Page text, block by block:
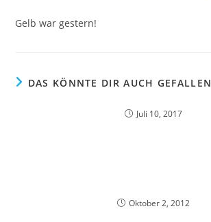
Gelb war gestern!
DAS KÖNNTE DIR AUCH GEFALLEN
Juli 10, 2017
Oktober 2, 2012